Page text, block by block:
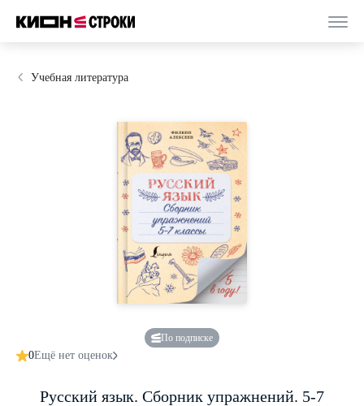
Учебная литература
По подписке
0Ещё нет оценок
Русский язык. Сборник упражнений. 5-7